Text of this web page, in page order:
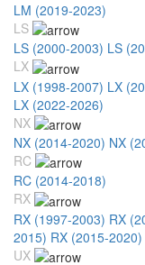
LM (2019-2023)
LS
LS (2000-2003) LS
LX
LX (1998-2007) LX
LX (2022-2026)
NX
NX (2014-2020) NX
RC
RC (2014-2018)
RX
RX (1997-2003) RX
2015) RX (2015-2020)
UX